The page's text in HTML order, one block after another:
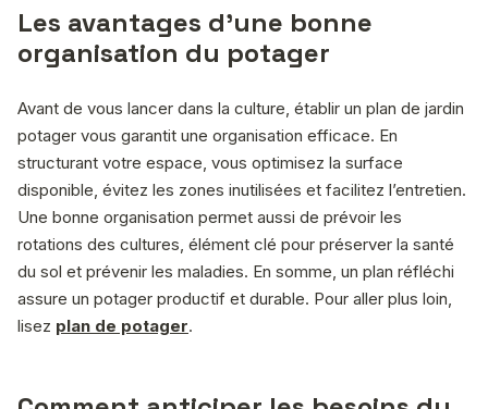
Les avantages d’une bonne
organisation du potager
Avant de vous lancer dans la culture, établir un plan de jardin
potager vous garantit une organisation efficace. En
structurant votre espace, vous optimisez la surface
disponible, évitez les zones inutilisées et facilitez l’entretien.
Une bonne organisation permet aussi de prévoir les
rotations des cultures, élément clé pour préserver la santé
du sol et prévenir les maladies. En somme, un plan réfléchi
assure un potager productif et durable. Pour aller plus loin,
lisez plan de potager.